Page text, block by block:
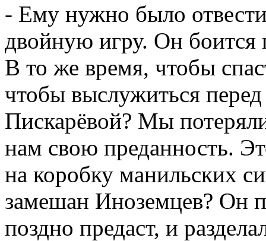
- Ему нужно было
двойную игру. Он боится
В то же время, чтобы
чтобы выслужиться
Пискарёвой? Мы
нам свою преданность.
на коробку манильских
замешан Иноземцев? Он
поздно предаст, и